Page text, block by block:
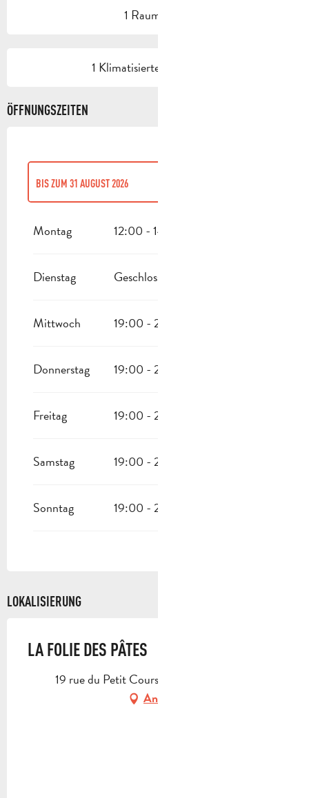
1 Raum/Saal
1 Klimatisierte(r) Raum(e)
ÖFFNUNGSZEITEN
VOM
BIS ZUM 31 AUGUST 2026
Montag 12:00 - 14:30
Dienstag Geschlossen
Mittwoch 19:00 - 22:30
Donnerstag 19:00 - 22:30
Freitag 19:00 - 22:30
Samstag 19:00 - 22:30
Sonntag 19:00 - 22:30
LOKALISIERUNG
LA FOLIE DES PÂTES
19 rue du Petit Cours, 13360 Roquevaire
Anfahrt